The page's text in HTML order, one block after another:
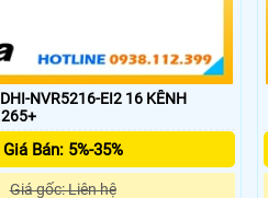
NVR5216-EI2 16 KÊNH
Giá Bán: 5%-35%
Giá gốc: Liên hệ